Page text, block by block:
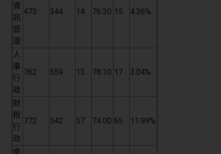
資
訊
管
理
473 344 14 76.30 15 4.36%
人
事
行
政
762 559 13 78.10 17 3.04%
財
稅
行
政
772 542 57 74.00 65 11.99%
會